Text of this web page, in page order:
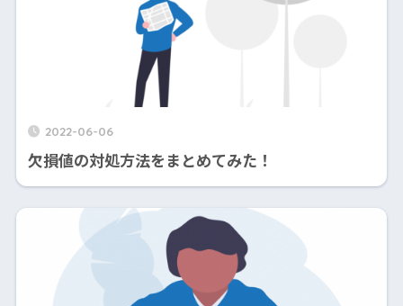
2022-06-06
欠損値の対処方法をまとめてみた！